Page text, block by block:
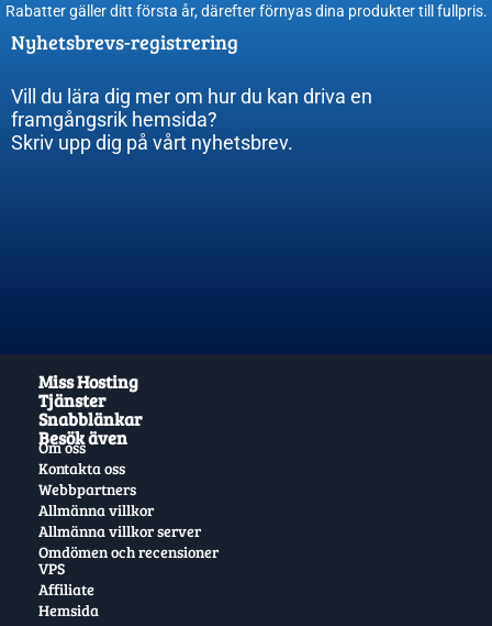
Rabatter gäller ditt första år, därefter förnyas dina produkter till fullpris​.
Nyhetsbrevs-registrering
Vill du lära dig mer om hur du kan driva en
framgångsrik hemsida?
Skriv upp dig på vårt nyhetsbrev.
Miss Hosting
Tjänster
Snabblänkar
Besök även
Om oss
Kontakta oss
Webbpartners
Allmänna villkor
Allmänna villkor server
Omdömen och recensioner
VPS
Affiliate
Hemsida